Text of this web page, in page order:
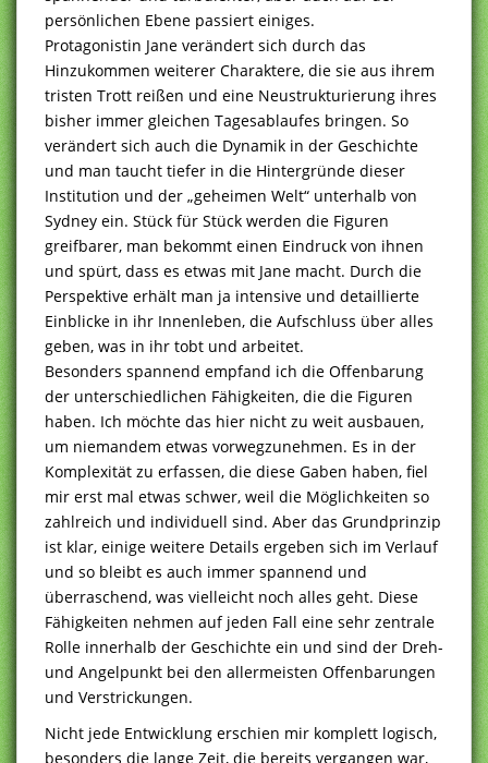
persönlichen Ebene passiert einiges.
Protagonistin Jane verändert sich durch das
Hinzukommen weiterer Charaktere, die sie aus ihrem
tristen Trott reißen und eine Neustrukturierung ihres
bisher immer gleichen Tagesablaufes bringen. So
verändert sich auch die Dynamik in der Geschichte
und man taucht tiefer in die Hintergründe dieser
Institution und der „geheimen Welt“ unterhalb von
Sydney ein. Stück für Stück werden die Figuren
greifbarer, man bekommt einen Eindruck von ihnen
und spürt, dass es etwas mit Jane macht. Durch die
Perspektive erhält man ja intensive und detaillierte
Einblicke in ihr Innenleben, die Aufschluss über alles
geben, was in ihr tobt und arbeitet.
Besonders spannend empfand ich die Offenbarung
der unterschiedlichen Fähigkeiten, die die Figuren
haben. Ich möchte das hier nicht zu weit ausbauen,
um niemandem etwas vorwegzunehmen. Es in der
Komplexität zu erfassen, die diese Gaben haben, fiel
mir erst mal etwas schwer, weil die Möglichkeiten so
zahlreich und individuell sind. Aber das Grundprinzip
ist klar, einige weitere Details ergeben sich im Verlauf
und so bleibt es auch immer spannend und
überraschend, was vielleicht noch alles geht. Diese
Fähigkeiten nehmen auf jeden Fall eine sehr zentrale
Rolle innerhalb der Geschichte ein und sind der Dreh-
und Angelpunkt bei den allermeisten Offenbarungen
und Verstrickungen.
Nicht jede Entwicklung erschien mir komplett logisch,
besonders die lange Zeit, die bereits vergangen war,